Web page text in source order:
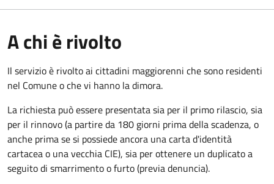
A chi è rivolto
Il servizio è rivolto ai cittadini maggiorenni che sono residenti
nel Comune o che vi hanno la dimora.
La richiesta può essere presentata sia per il primo rilascio, sia
per il rinnovo (a partire da 180 giorni prima della scadenza, o
anche prima se si possiede ancora una carta d'identità
cartacea o una vecchia CIE), sia per ottenere un duplicato a
seguito di smarrimento o furto (previa denuncia).